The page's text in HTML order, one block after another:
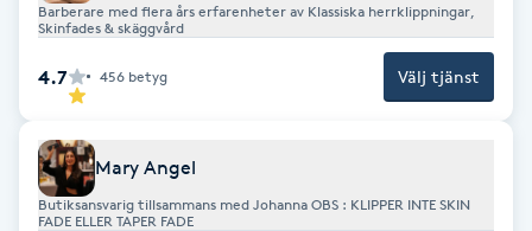
Hälsprickor
Idrottsmassage
Barberare med flera års erfarenheter av Klassiska herrklippningar,
Skinfades & skäggvård
4.7 456 betyg Välj tjänst
Mary Angel
Butiksansvarig tillsammans med Johanna OBS : KLIPPER INTE SKIN
FADE ELLER TAPER FADE